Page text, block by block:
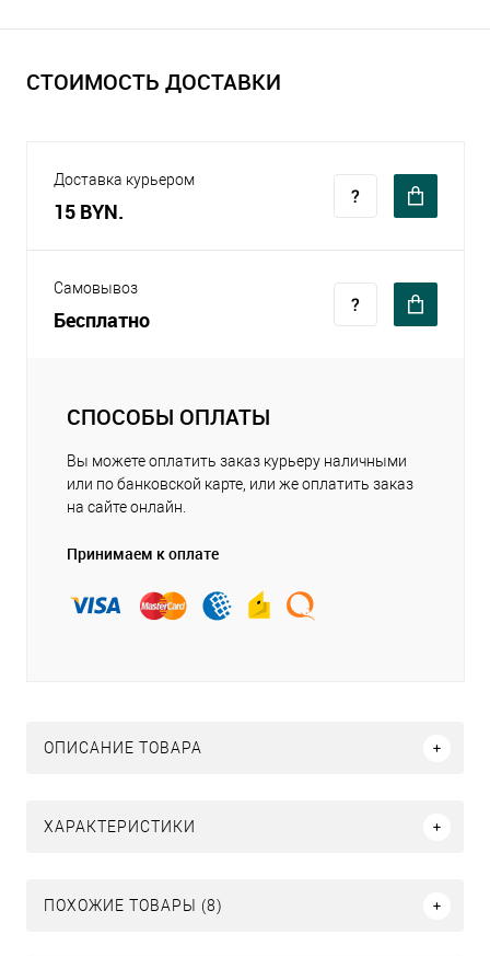
СТОИМОСТЬ ДОСТАВКИ
Доставка курьером
15 BYN.
Самовывоз
Бесплатно
СПОСОБЫ ОПЛАТЫ
Вы можете оплатить заказ курьеру наличными
или по банковской карте, или же оплатить заказ
на сайте онлайн.
Принимаем к оплате
ОПИСАНИЕ ТОВАРА
ХАРАКТЕРИСТИКИ
ПОХОЖИЕ ТОВАРЫ (8)